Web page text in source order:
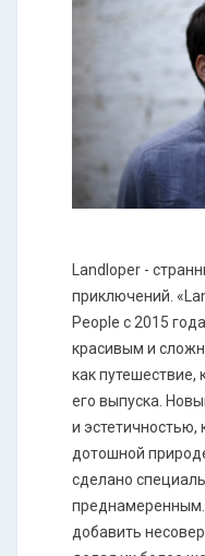
Landloper -
приключений.
People с 2015
красивым и
как путешествие,
его выпуска.
и эстетичностью,
дотошной
сделано
добавить